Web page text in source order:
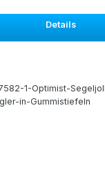
Details